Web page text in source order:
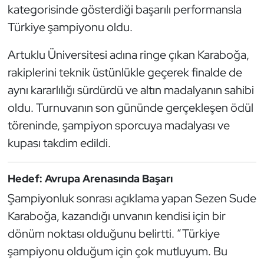
kategorisinde gösterdiği başarılı performansla
Türkiye şampiyonu oldu.
Artuklu Üniversitesi adına ringe çıkan Karaboğa,
rakiplerini teknik üstünlükle geçerek finalde de
aynı kararlılığı sürdürdü ve altın madalyanın sahibi
oldu. Turnuvanın son gününde gerçekleşen ödül
töreninde, şampiyon sporcuya madalyası ve
kupası takdim edildi.
Hedef: Avrupa Arenasında Başarı
Şampiyonluk sonrası açıklama yapan Sezen Sude
Karaboğa, kazandığı unvanın kendisi için bir
dönüm noktası olduğunu belirtti. “Türkiye
şampiyonu olduğum için çok mutluyum. Bu
Futbol
Futsal
Genel
Golf
Güreş
Hava Sporları
Hentbol
İşitme Engelli Sporcular